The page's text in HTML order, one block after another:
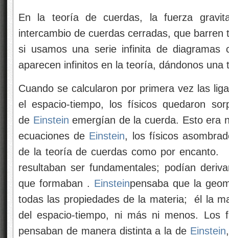
En la teoría de cuerdas, la fuerza
intercambio de cuerdas cerradas, que
si usamos una serie infinita de
aparecen infinitos en la teoría, dándonos
Cuando se calcularon por primera vez las
el espacio-tiempo, los físicos quedaron
de Einstein emergían de la cuerda. Esto era
ecuaciones de Einstein, los físicos
de la teoría de cuerdas como por
resultaban ser fundamentales; podían
que formaban . Einsteinpensaba que la
todas las propiedades de la materia;
él la
del espacio-tiempo, ni más ni menos. Los
pensaban de manera distinta a la de Einstein